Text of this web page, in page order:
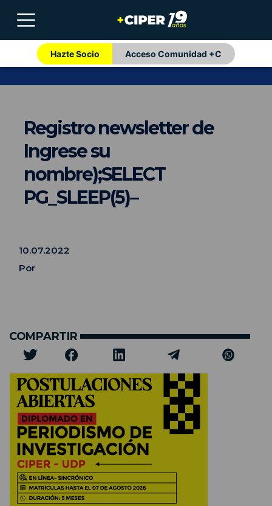
Hazte Socio Acceso Comunidad +C
Registro newsletter de
Ingrese su
nombre);SELECT
PG_SLEEP(5)–
10.07.2022
Por
COMPARTIR